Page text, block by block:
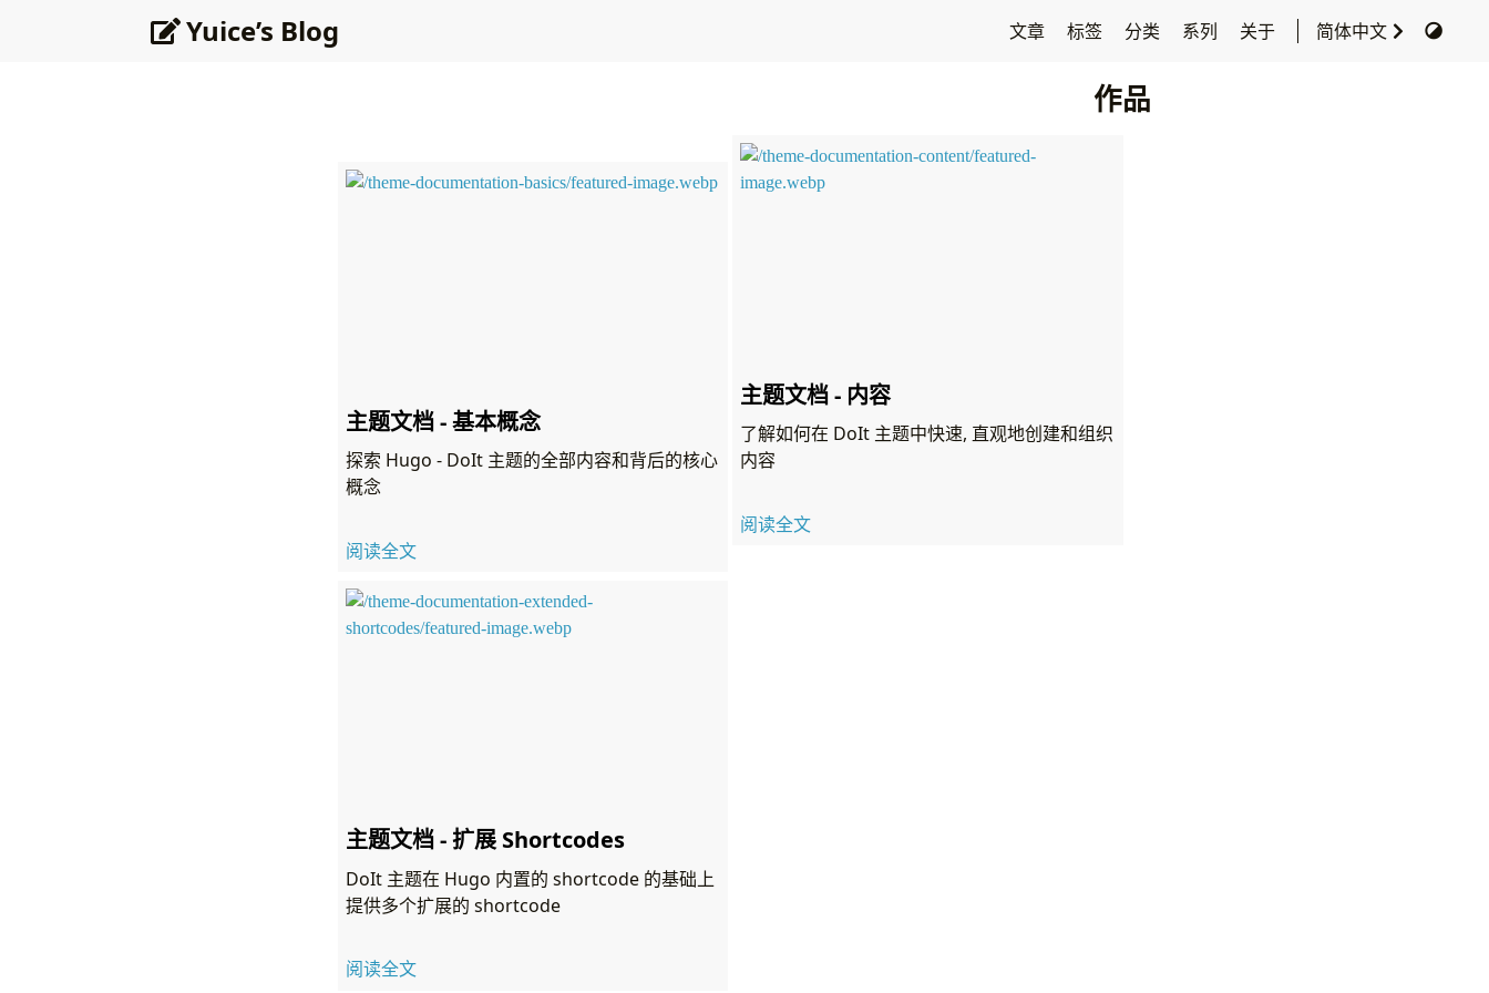
Yuice’s Blog 文章 标签 分类 系列 关于 简体中文
作品
主题文档 - 基本概念
探索 Hugo - DoIt 主题的全部内容和背后的核心
概念
阅读全文
主题文档 - 内容
了解如何在 DoIt 主题中快速, 直观地创建和组织
内容
阅读全文
主题文档 - 扩展 Shortcodes
DoIt 主题在 Hugo 内置的 shortcode 的基础上
提供多个扩展的 shortcode
阅读全文